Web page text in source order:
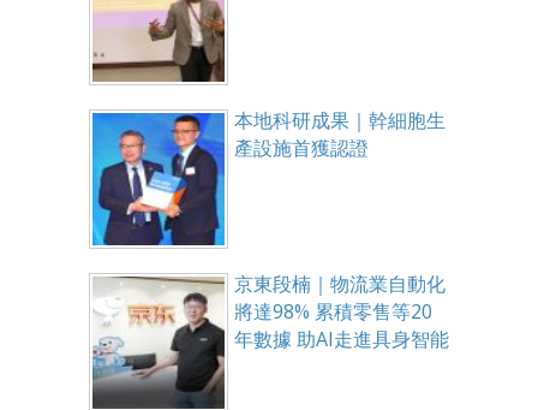
本地科研成果｜幹細胞生
產設施首獲認證
京東段楠｜物流業自動化
將達98% 累積零售等20
年數據 助AI走進具身智能